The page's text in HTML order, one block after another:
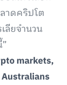
าดคริปโต
ลียจำนวน
markets,